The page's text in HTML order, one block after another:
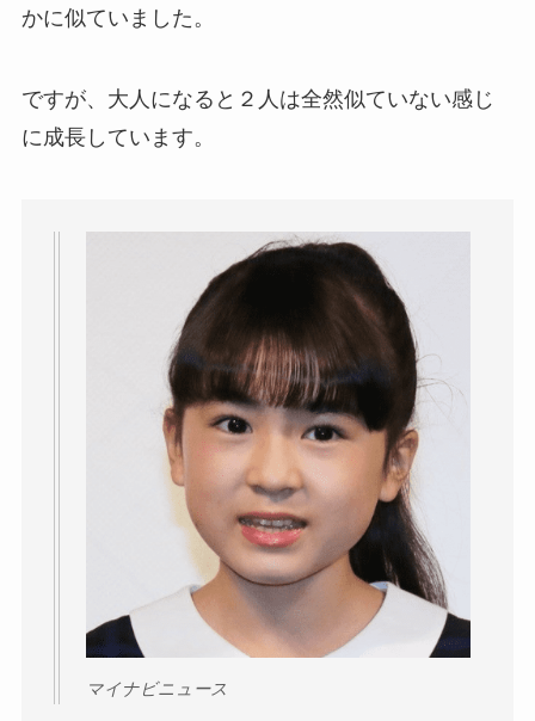
かに似ていました。
ですが、大人になると２人は全然似ていない感じ
に成長しています。
マイナビニュース